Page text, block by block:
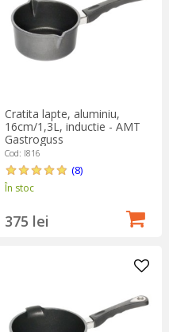
Cratita lapte, aluminiu,
16cm/1,3L, inductie - AMT
Gastroguss
Cod: I816
(8)
În stoc
375 lei